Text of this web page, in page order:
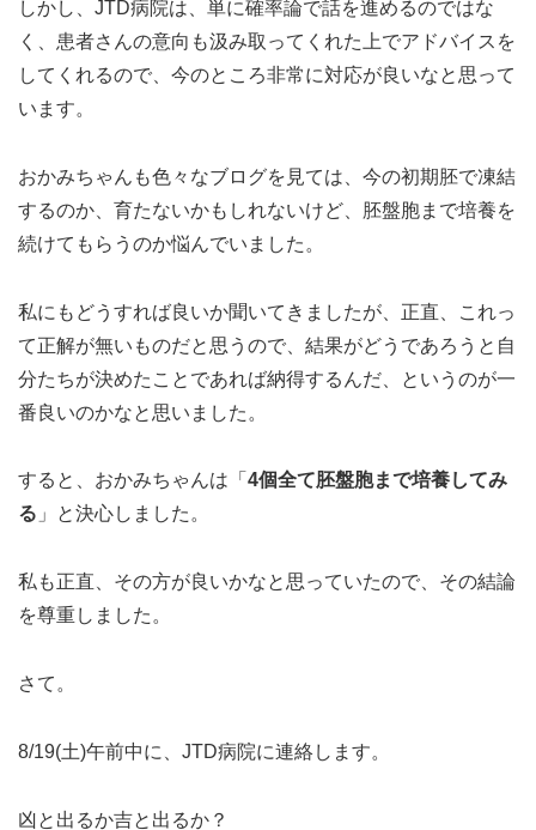
しかし、JTD病院は、単に確率論で話を進めるのではな
く、患者さんの意向も汲み取ってくれた上でアドバイスを
してくれるので、今のところ非常に対応が良いなと思って
います。
おかみちゃんも色々なブログを見ては、今の初期胚で凍結
するのか、育たないかもしれないけど、胚盤胞まで培養を
続けてもらうのか悩んでいました。
私にもどうすれば良いか聞いてきましたが、正直、これっ
て正解が無いものだと思うので、結果がどうであろうと自
分たちが決めたことであれば納得するんだ、というのが一
番良いのかなと思いました。
すると、おかみちゃんは「 4個全て胚盤胞まで培養してみ
る 」と決心しました。
私も正直、その方が良いかなと思っていたので、その結論
を尊重しました。
さて。
8/19(土)午前中に、JTD病院に連絡します。
凶と出るか吉と出るか？